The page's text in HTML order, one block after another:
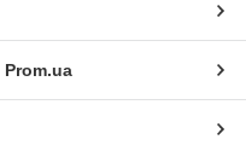
Prom.ua